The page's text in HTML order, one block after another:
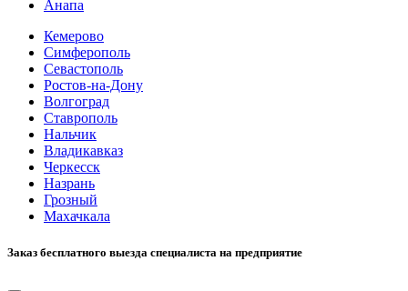
Анапа
Кемерово
Симферополь
Севастополь
Ростов-на-Дону
Волгоград
Ставрополь
Нальчик
Владикавказ
Черкесск
Назрань
Грозный
Махачкала
Заказ бесплатного выезда специалиста на предприятие